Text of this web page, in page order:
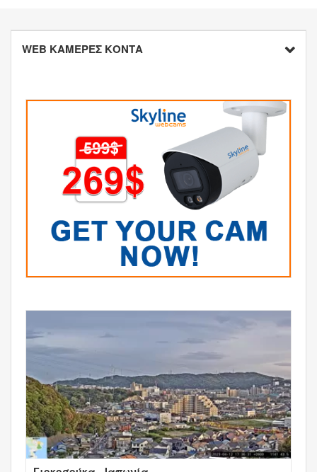
WEB ΚΑΜΕΡΕΣ ΚΟΝΤΑ